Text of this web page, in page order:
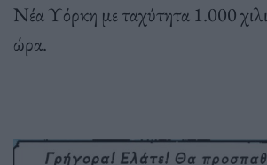
Νέα Υόρκη με ταχύτητα 1.000
ώρα.